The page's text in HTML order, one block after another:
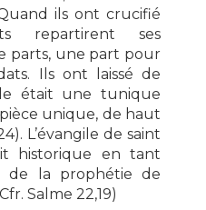
ils ont crucifié
repartirent ses
parts, une part pour
Ils ont laissé de
était une tunique
unique, de haut
L’évangile de saint
historique en tant
de la prophétie de
Salme 22,19)